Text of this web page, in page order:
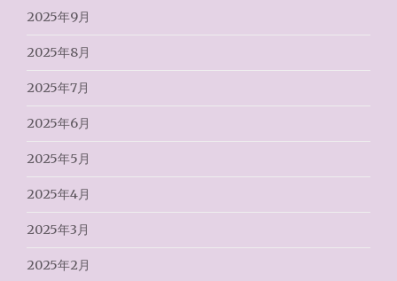
2025年9月
2025年8月
2025年7月
2025年6月
2025年5月
2025年4月
2025年3月
2025年2月